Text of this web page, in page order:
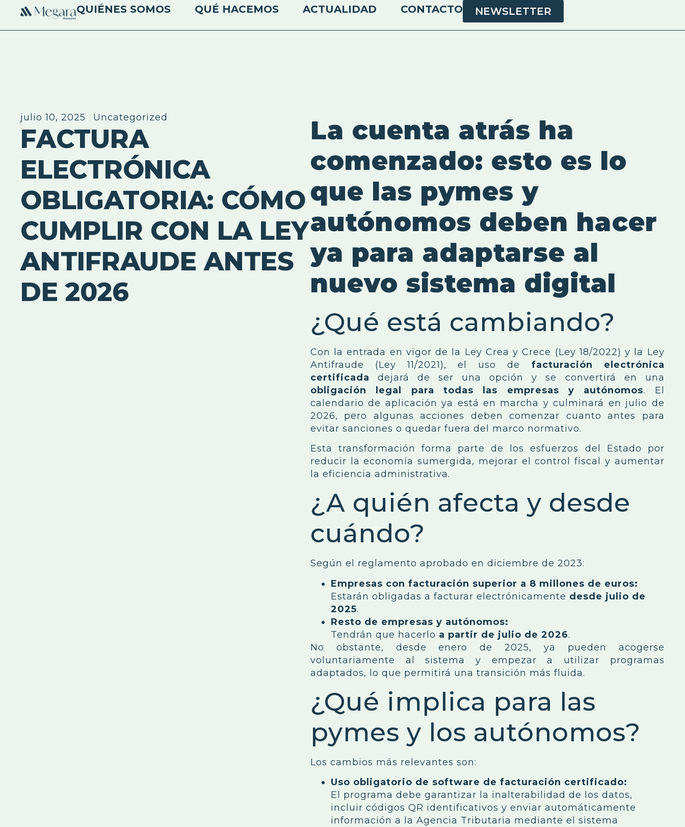
QUIÉNES SOMOS QUÉ HACEMOS ACTUALIDAD CONTACTO NEWSLETTER
julio 10, 2025 Uncategorized
FACTURA
ELECTRÓNICA
OBLIGATORIA: CÓMO
CUMPLIR CON LA LEY
ANTIFRAUDE ANTES
DE 2026
La cuenta atrás ha
comenzado: esto es lo
que las pymes y
autónomos deben hacer
ya para adaptarse al
nuevo sistema digital
¿Qué está cambiando?
Con la entrada en vigor de la Ley Crea y Crece (Ley 18/2022) y la Ley
Antifraude (Ley 11/2021), el uso de facturación electrónica
certificada dejará de ser una opción y se convertirá en una
obligación legal para todas las empresas y autónomos. El
calendario de aplicación ya está en marcha y culminará en julio de
2026, pero algunas acciones deben comenzar cuanto antes para
evitar sanciones o quedar fuera del marco normativo.
Esta transformación forma parte de los esfuerzos del Estado por
reducir la economía sumergida, mejorar el control fiscal y aumentar
la eficiencia administrativa.
¿A quién afecta y desde
cuándo?
Según el reglamento aprobado en diciembre de 2023:
Empresas con facturación superior a 8 millones de euros:
Estarán obligadas a facturar electrónicamente desde julio de
2025.
Resto de empresas y autónomos:
Tendrán que hacerlo a partir de julio de 2026.
No obstante, desde enero de 2025, ya pueden acogerse
voluntariamente al sistema y empezar a utilizar programas
adaptados, lo que permitirá una transición más fluida.
¿Qué implica para las
pymes y los autónomos?
Los cambios más relevantes son:
Uso obligatorio de software de facturación certificado:
El programa debe garantizar la inalterabilidad de los datos,
incluir códigos QR identificativos y enviar automáticamente
información a la Agencia Tributaria mediante el sistema